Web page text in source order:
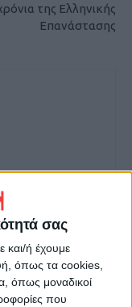
σας
και/ή έχουμε
όπως τα cookies,
όπως μοναδικοί
που
της Ελληνικής
Επανάστασης
της Καρδίτσας